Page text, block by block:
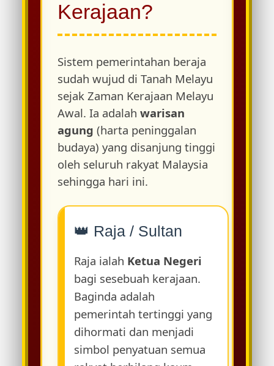
Kerajaan?
Sistem pemerintahan beraja
sudah wujud di Tanah Melayu
sejak Zaman Kerajaan Melayu
Awal. Ia adalah warisan
agung (harta peninggalan
budaya) yang disanjung tinggi
oleh seluruh rakyat Malaysia
sehingga hari ini.
👑 Raja / Sultan
Raja ialah Ketua Negeri
bagi sesebuah kerajaan.
Baginda adalah
pemerintah tertinggi yang
dihormati dan menjadi
simbol penyatuan semua